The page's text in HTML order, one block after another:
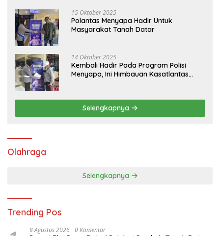
15 Oktober 2025
Polantas Menyapa Hadir Untuk
Masyarakat Tanah Datar
14 Oktober 2025
Kembali Hadir Pada Program Polisi
Menyapa, Ini Himbauan Kasatlantas
Selengkapnya
Olahraga
Selengkapnya
Trending Pos
8 Agustus 2026 0 Komentar